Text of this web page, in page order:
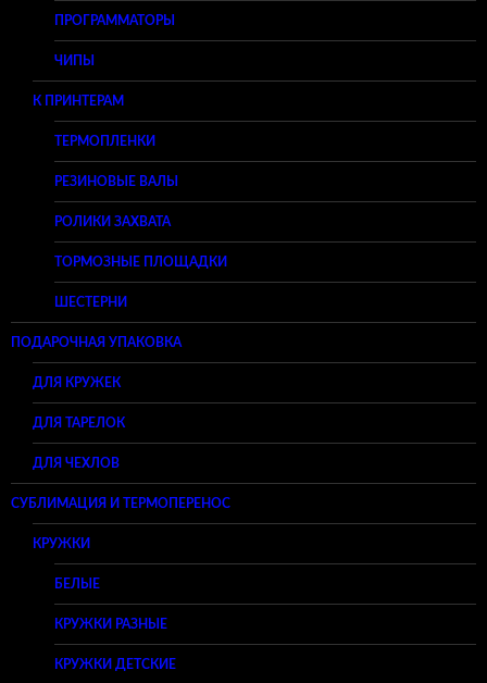
ПРОГРАММАТОРЫ
ЧИПЫ
К ПРИНТЕРАМ
ТЕРМОПЛЕНКИ
РЕЗИНОВЫЕ ВАЛЫ
РОЛИКИ ЗАХВАТА
ТОРМОЗНЫЕ ПЛОЩАДКИ
ШЕСТЕРНИ
ПОДАРОЧНАЯ УПАКОВКА
ДЛЯ КРУЖЕК
ДЛЯ ТАРЕЛОК
ДЛЯ ЧЕХЛОВ
СУБЛИМАЦИЯ И ТЕРМОПЕРЕНОС
КРУЖКИ
БЕЛЫЕ
КРУЖКИ РАЗНЫЕ
КРУЖКИ ДЕТСКИЕ